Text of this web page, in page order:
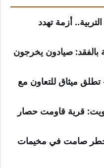
أزمة تهدد
بالفقد: صيادون يخرجون
ميثاق للتعاون مع
قرية قاومت حصار
صامت في مخيمات